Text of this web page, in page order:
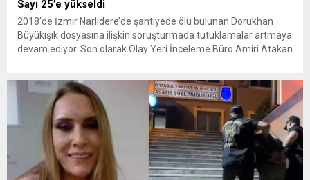
Sayı 25’e yükseldi
2018’de İzmir Narlıdere’de şantiyede ölü bulunan Dorukhan
Büyükışık dosyasına ilişkin soruşturmada tutuklamalar artmaya
devam ediyor. Son olarak Olay Yeri İnceleme Büro Amiri Atakan
bulunan Dorukhan Büyükışık’a ilişkin yeniden açılan
soruşturmada tutuklamalar genişliyor. Son olarak dönemin...